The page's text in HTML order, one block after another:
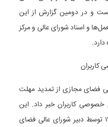
منتشر کرده است و در دومین گزارش از این
و اسناد شورای عالی و مرکز
کاربران
مرکز ملی فضای مجازی از تمدید مهلت
کاربران خبر داد. این
دستورالعمل در ۲۷ دی ماه سال ۱۴۰۲ توسط دبیر شورای عالی فضای